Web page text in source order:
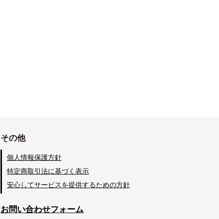
その他
個人情報保護方針
特定商取引法に基づく表示
安心してサービスを提供するための方針
お問い合わせフォーム